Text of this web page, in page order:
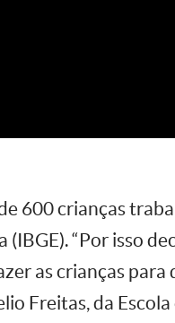
600 crianças
“Por isso
as crianças
Freitas, da